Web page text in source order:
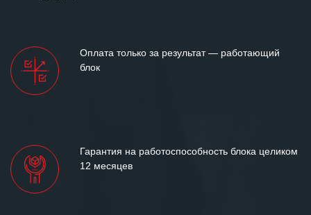
Оплата только за результат — работающий
блок
Гарантия на работоспособность блока целиком
12 месяцев